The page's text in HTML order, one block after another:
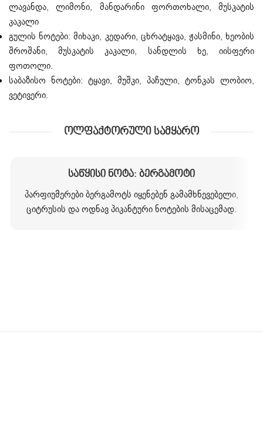
ლავანდა, ლიმონი, მანდარინი ფორთოხალი, მუსკატის
კაკალი
გულის ნოტები: მიხაკი, კედარი, ცხრატყავა, ჟასმინი, ხეობის
შროშანი, მუსკატის კაკალი, სანდლის ხე, იისფერი
ფოთოლი.
საბაზისო ნოტები: ტყავი, მუშკი, პაჩული, ტონკას ლობიო,
ვეტივერი.
Ოლფაქტორული Სამყარო
Საწყისი Ნოტა: Ბერგამოტი
პარფიუმერები ბერგამოტს იყენებენ გამამხნევებელი,
ციტრუსის და ოდნავ პიკანტური ნოტების მისაცემად.